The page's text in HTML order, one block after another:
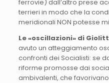
ferrovie) dall’altro prese
terrieri in modo che la
meridionali NON potesse
Le «oscillazioni» di
avuto un atteggiamento
confronti dei Socialisti: se
riforme promosse dai
ambivalenti, che